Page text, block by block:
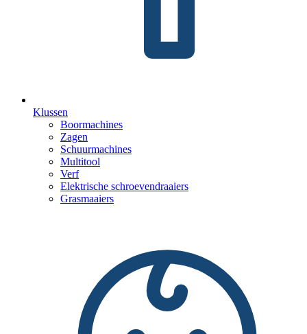
Klussen
Boormachines
Zagen
Schuurmachines
Multitool
Verf
Elektrische schroevendraaiers
Grasmaaiers